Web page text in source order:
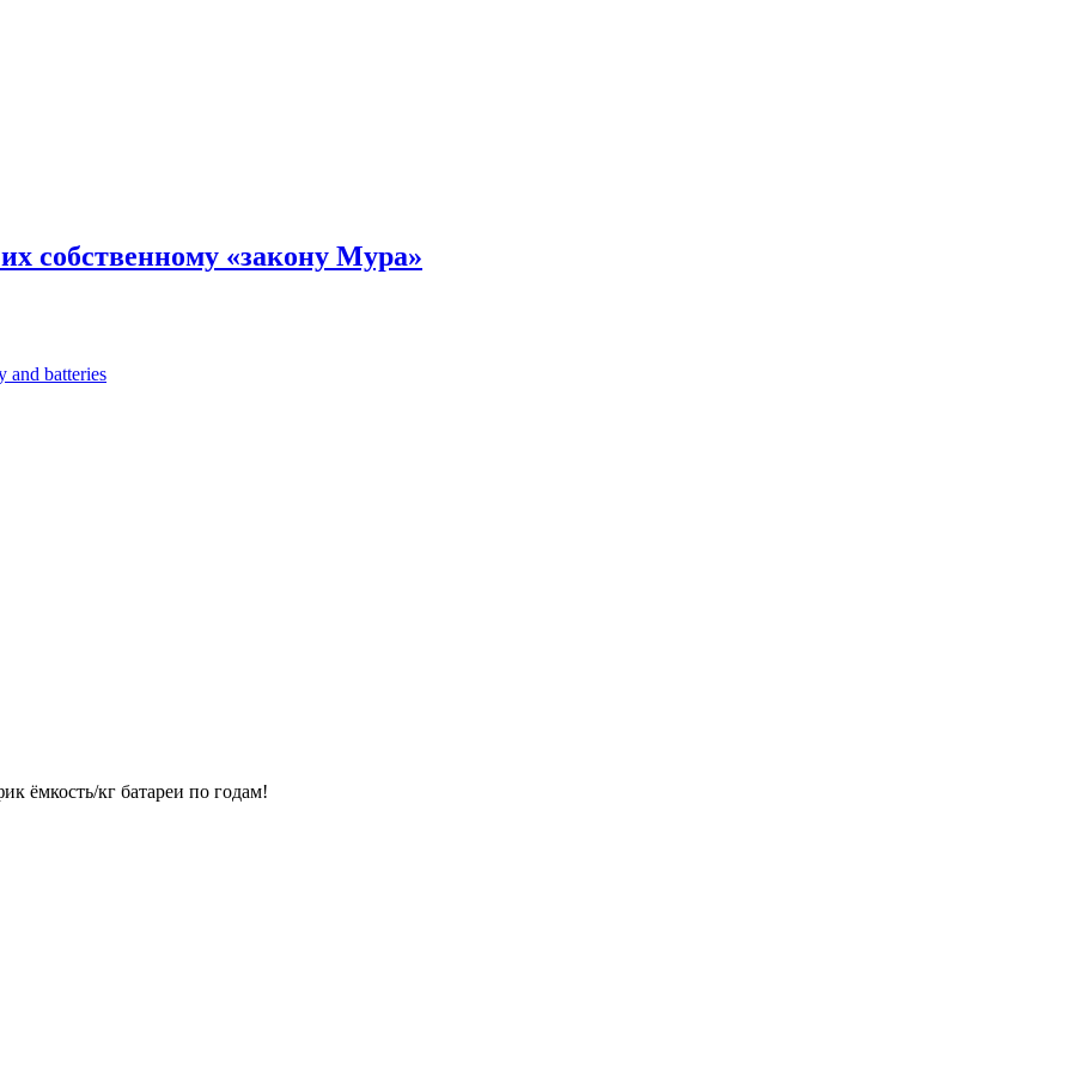
собственному «закону Мура»
and batteries
ёмкость/кг батареи по годам!